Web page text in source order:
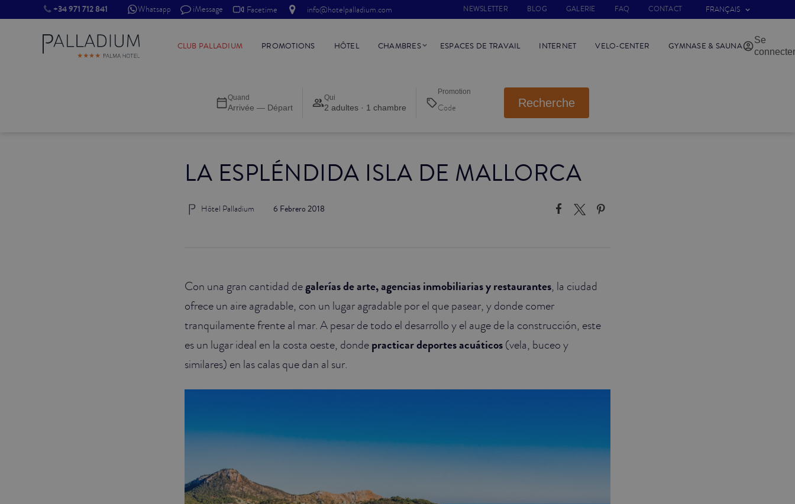
LA ESPLÉNDIDA ISLA DE MALLORCA
6 Febrero 2018
Hôtel Palladium
Con una gran cantidad degalerías de arte, agencias inmobiliarias y restaurantes, la ciudad
ofrece un aire agradable, con un lugar agradable por el que pasear, y donde comer
tranquilamente frente al mar. A pesar de todo el desarrollo y el auge de la construcción, este
es un lugar ideal en la costa oeste, dondepracticar deportes acuáticos(vela, buceo y
similares) en las calas que dan al sur.
+34 971 712 841 Whatsapp iMessage Facetime info@hotelpalladium.com NEWSLETTER BLOG GALERIE FAQ CONTACT FRANÇAIS
CLUB PALLADIUM PROMOTIONS HÔTEL CHAMBRES ESPACES DE TRAVAIL INTERNET VELO-CENTER GYMNASE & SAUNA
Se
connecter
Quand
Arrivée — Départ
Qui
2 adultes · 1 chambre
Promotion
Recherche
SINGLE RED